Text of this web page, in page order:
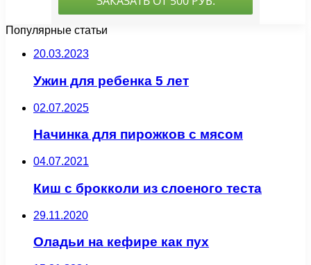
Популярные статьи
20.03.2023
Ужин для ребенка 5 лет
02.07.2025
Начинка для пирожков с мясом
04.07.2021
Киш с брокколи из слоеного теста
29.11.2020
Оладьи на кефире как пух